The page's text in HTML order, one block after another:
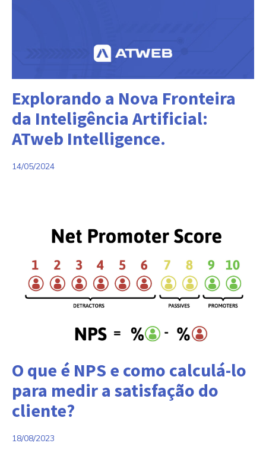
Explorando a Nova Fronteira
da Inteligência Artificial:
ATweb Intelligence.
14/05/2024
O que é NPS e como calculá-lo
para medir a satisfação do
cliente?
18/08/2023